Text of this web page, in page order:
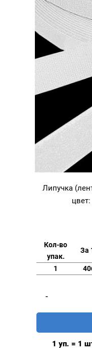
Липучка
Кол-во
упак.
За
1
-
1 уп. = 1